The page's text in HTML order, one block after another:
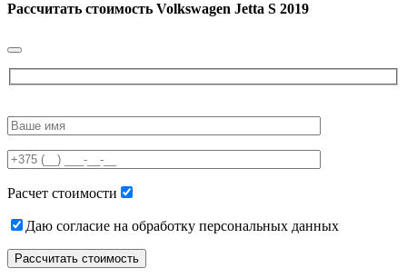
Рассчитать стоимость Volkswagen Jetta S 2019
leave
field
empty.
Расчет стоимости
Даю согласие на обработку персональных данных